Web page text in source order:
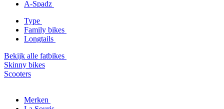
A-Spadz
Type
Family bikes
Longtails
Bekijk alle fatbikes
Skinny bikes
Scooters
Merken